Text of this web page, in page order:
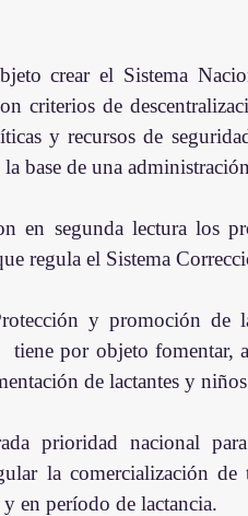
crear el Sistema
criterios de
y recursos de
base de una
en segunda lectura los
regula el Sistema
y promoción de
tiene por objeto fomentar,
de lactantes y
prioridad nacional
la comercialización
en período de lactancia.